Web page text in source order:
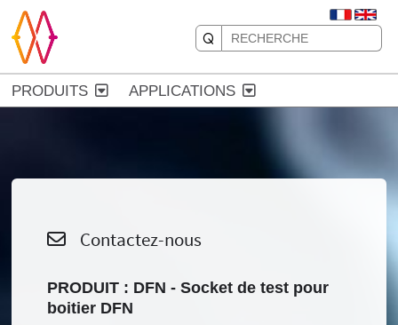
PRODUITS APPLICATIONS
Contactez-nous
PRODUIT : DFN - Socket de test pour
boitier DFN